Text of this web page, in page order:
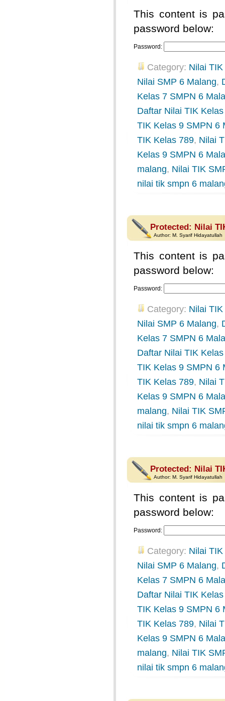
This content is
password below:
Password:
Category: Nilai
Nilai SMP 6 Malang,
Kelas 7 SMPN 6
Daftar Nilai TIK
TIK Kelas 9 SMPN 6
TIK Kelas 789, Nilai
Kelas 9 SMPN 6
malang, Nilai TIK
nilai tik smpn 6
Protected: Nilai
Author: M. Syarif Hidayatullah
This content is
password below:
Password:
Category: Nilai
Nilai SMP 6 Malang,
Kelas 7 SMPN 6
Daftar Nilai TIK
TIK Kelas 9 SMPN 6
TIK Kelas 789, Nilai
Kelas 9 SMPN 6
malang, Nilai TIK
nilai tik smpn 6
Protected: Nilai
Author: M. Syarif Hidayatullah
This content is
password below:
Password:
Category: Nilai
Nilai SMP 6 Malang,
Kelas 7 SMPN 6
Daftar Nilai TIK
TIK Kelas 9 SMPN 6
TIK Kelas 789, Nilai
Kelas 9 SMPN 6
malang, Nilai TIK
nilai tik smpn 6